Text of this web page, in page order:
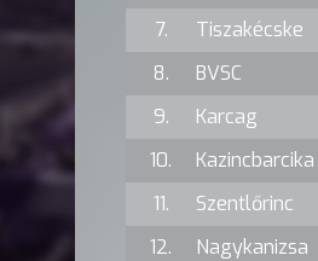
7.
Tiszakécske
8.
BVSC
9.
Karcag
10.
Kazincbarcika
11.
Szentlőrinc
12.
Nagykanizsa